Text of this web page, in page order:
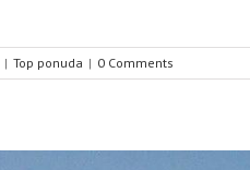
| Top ponuda | 0 Comments